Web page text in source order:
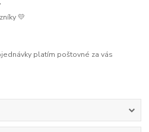
💛
platím poštovné za vás